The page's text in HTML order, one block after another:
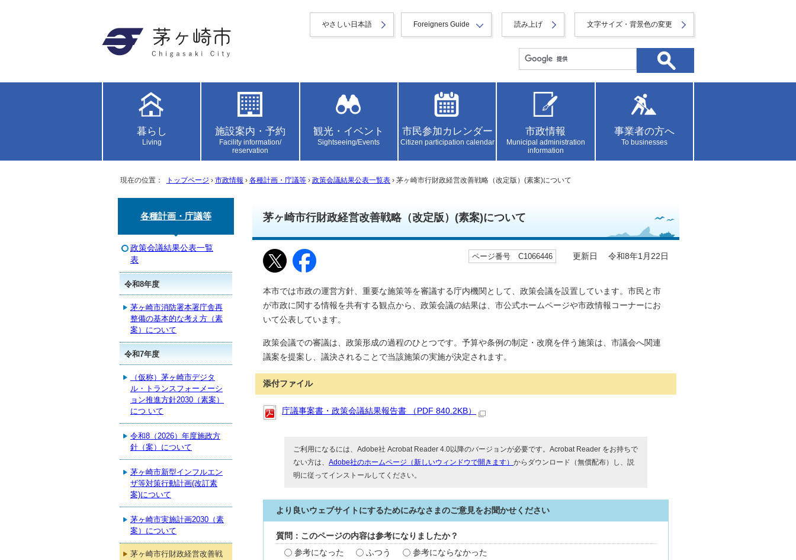
やさしい日本語 Foreigners Guide 読み上げ 文字サイズ・背景色の変更
暮らし
Living
施設案内・予約
Facility information/
reservation
観光・イベント
Sightseeing/Events
市民参加カレンダー
Citizen participation calendar
市政情報
Municipal administration
information
事業者の方へ
To businesses
現在の位置： トップページ › 市政情報 › 各種計画・庁議等 › 政策会議結果公表一覧表 › 茅ヶ崎市行財政経営改善戦略（改定版）(素案)について
茅ヶ崎市行財政経営改善戦略（改定版）(素案)について
ページ番号 C1066446 更新日 令和8年1月22日
本市では市政の運営方針、重要な施策等を審議する庁内機関として、政策会議を設置しています。市民と市
が市政に関する情報を共有する観点から、政策会議の結果は、市公式ホームページや市政情報コーナーにお
いて公表しています。
政策会議での審議は、政策形成の過程のひとつです。予算や条例の制定・改廃を伴う施策は、市議会へ関連
議案を提案し、議決されることで当該施策の実施が決定されます。
添付ファイル
庁議事案書・政策会議結果報告書 （PDF 840.2KB）
ご利用になるには、Adobe社 Acrobat Reader 4.0以降のバージョンが必要です。Acrobat Reader をお持ちで
ない方は、Adobe社のホームページ（新しいウィンドウで開きます）からダウンロード（無償配布）し、説
明に従ってインストールしてください。
より良いウェブサイトにするためにみなさまのご意見をお聞かせください
質問：このページの内容は参考になりましたか？
参考になった
ふつう 参考にならなかった
各種計画・庁議等
政策会議結果公表一覧
表
令和8年度
茅ヶ崎市消防署本署庁舎再
整備の基本的な考え方（素
案）について
令和7年度
（仮称）茅ヶ崎市デジタ
ル・トランスフォーメーシ
ョン推進方針2030（素案）
につ いて
令和8（2026）年度施政方
針（案）について
茅ヶ崎市新型インフルエン
ザ等対策行動計画(改訂素
案)について
茅ヶ崎市実施計画2030（素
案）について
茅ヶ崎市行財政経営改善戦